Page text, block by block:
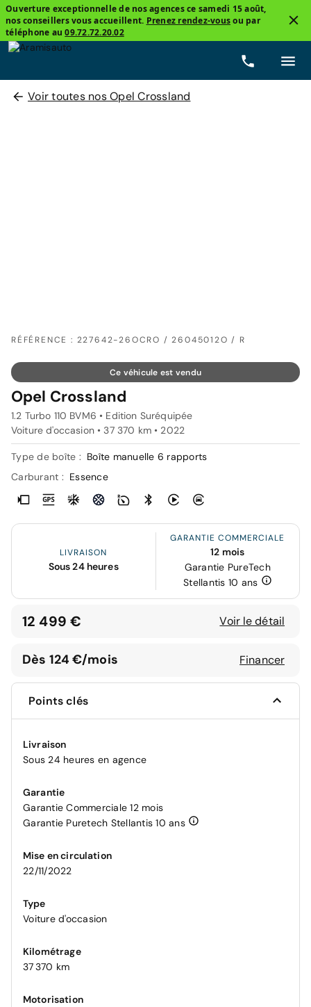
Ouverture exceptionnelle de nos agences ce samedi 15 août,
nos conseillers vous accueillent. Prenez rendez-vousou par
téléphone au09.72.72.20.02
Voir toutes nos Opel Crossland
RÉFÉRENCE : 227642-26OCRO / 26045012O / R
Ce véhicule est vendu
Opel Crossland
1.2 Turbo 110 BVM6 • Edition Suréquipée
Voiture d'occasion • 37 370 km • 2022
Type de boîte : Boîte manuelle 6 rapports
Carburant : Essence
LIVRAISON
Sous 24 heures
GARANTIE COMMERCIALE
12 mois
Garantie PureTech
Stellantis 10 ans
12 499 € Voir le détail
Dès 124 €/mois Financer
Points clés
Livraison
Sous 24 heures en agence
Garantie
Garantie Commerciale 12 mois
Garantie Puretech Stellantis 10 ans
Mise en circulation
22/11/2022
Type
Voiture d'occasion
Kilométrage
37 370 km
Motorisation